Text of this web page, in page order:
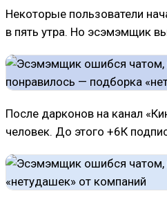
Некоторые пользователи
в пять утра. Но эсэмэмщик
После дарконов на канал
человек. До этого +6К